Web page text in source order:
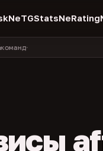
NeTGStatsNeRating
• 11 990